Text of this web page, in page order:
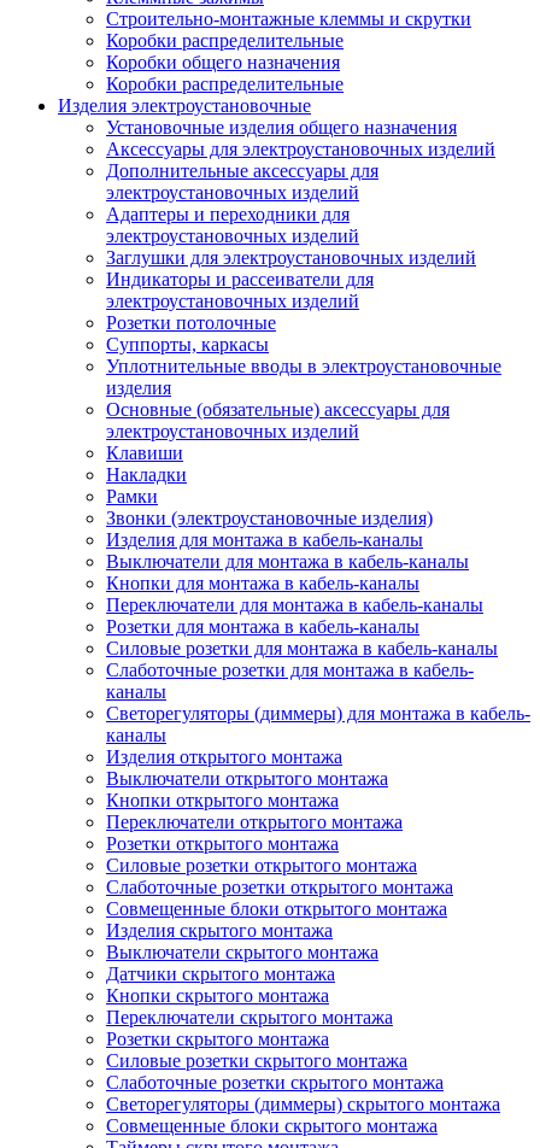
Строительно-монтажные клеммы и скрутки
Коробки распределительные
Коробки общего назначения
Коробки распределительные
Изделия электроустановочные
Установочные изделия общего назначения
Аксессуары для электроустановочных изделий
Дополнительные аксессуары для
электроустановочных изделий
Адаптеры и переходники для
электроустановочных изделий
Заглушки для электроустановочных изделий
Индикаторы и рассеиватели для
электроустановочных изделий
Розетки потолочные
Суппорты, каркасы
Уплотнительные вводы в электроустановочные
изделия
Основные (обязательные) аксессуары для
электроустановочных изделий
Клавиши
Накладки
Рамки
Звонки (электроустановочные изделия)
Изделия для монтажа в кабель-каналы
Выключатели для монтажа в кабель-каналы
Кнопки для монтажа в кабель-каналы
Переключатели для монтажа в кабель-каналы
Розетки для монтажа в кабель-каналы
Силовые розетки для монтажа в кабель-каналы
Слаботочные розетки для монтажа в кабель-
каналы
Светорегуляторы (диммеры) для монтажа в кабель-
каналы
Изделия открытого монтажа
Выключатели открытого монтажа
Кнопки открытого монтажа
Переключатели открытого монтажа
Розетки открытого монтажа
Силовые розетки открытого монтажа
Слаботочные розетки открытого монтажа
Совмещенные блоки открытого монтажа
Изделия скрытого монтажа
Выключатели скрытого монтажа
Датчики скрытого монтажа
Кнопки скрытого монтажа
Переключатели скрытого монтажа
Розетки скрытого монтажа
Силовые розетки скрытого монтажа
Слаботочные розетки скрытого монтажа
Светорегуляторы (диммеры) скрытого монтажа
Совмещенные блоки скрытого монтажа